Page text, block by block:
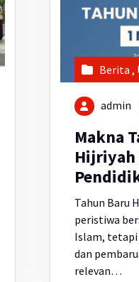
Berita ,
admin
Makna
Hijriyah
Tahun Baru
peristiwa
Islam,
dan
relevan…